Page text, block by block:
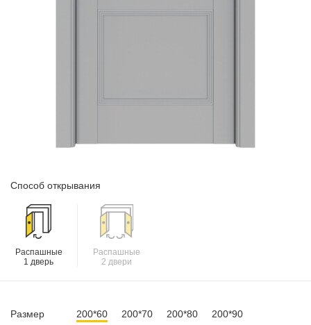
Способ открывания
Распашные
1 дверь
Распашные
2 двери
Размер 200*60 200*70 200*80 200*90